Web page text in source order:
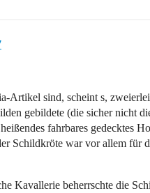
Artikel sind, scheint s,
gebildete (die sicher nicht
fahrbares gedecktes
Schildkröte war vor allem für
Kavallerie beherrschte die